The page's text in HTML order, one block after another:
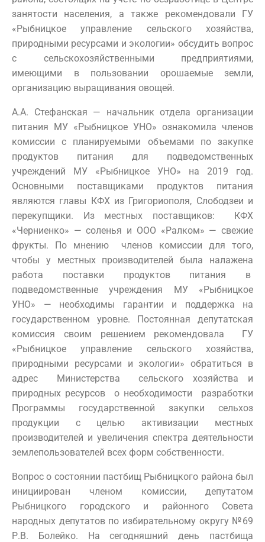
занятости населения, а также рекомендовали ГУ
«Рыбницкое управление сельского хозяйства,
природными ресурсами и экологии» обсудить вопрос
с сельскохозяйственными предприятиями,
имеющими в пользовании орошаемые земли,
организацию выращивания овощей.
А.А. Стефанская — начальник отдела организации
питания МУ «Рыбницкое УНО» ознакомила членов
комиссии с планируемыми объемами по закупке
продуктов питания для подведомственных
учреждений МУ «Рыбницкое УНО» на 2019 год.
Основными поставщиками продуктов питания
являются главы КФХ из Григориополя, Слободзеи и
перекупщики. Из местных поставщиков: КФХ
«Черниенко» — соленья и ООО «Ралком» — свежие
фрукты. По мнению членов комиссии для того,
чтобы у местных производителей была налажена
работа поставки продуктов питания в
подведомственные учреждения МУ «Рыбницкое
УНО» — необходимы гарантии и поддержка на
государственном уровне. Постоянная депутатская
комиссия своим решением рекомендовала ГУ
«Рыбницкое управление сельского хозяйства,
природными ресурсами и экологии» обратиться в
адрес Министерства сельского хозяйства и
природных ресурсов о необходимости разработки
Программы государственной закупки сельхоз
продукции с целью активизации местных
производителей и увеличения спектра деятельности
землепользователей всех форм собственности.
Вопрос о состоянии пастбищ Рыбницкого района был
инициирован членом комиссии, депутатом
Рыбницкого городского и районного Совета
народных депутатов по избирательному округу №69
Р.В. Болейко. На сегодняшний день пастбища